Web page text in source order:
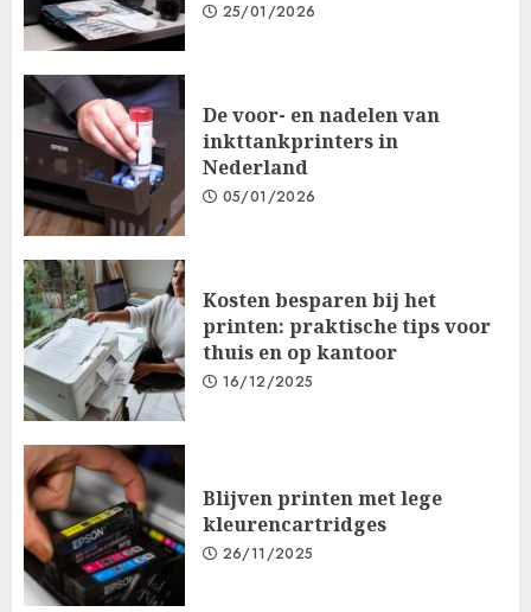
25/01/2026
De voor- en nadelen van
inkttankprinters in
Nederland
05/01/2026
Kosten besparen bij het
printen: praktische tips voor
thuis en op kantoor
16/12/2025
Blijven printen met lege
kleurencartridges
26/11/2025